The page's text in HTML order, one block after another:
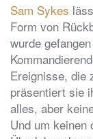
Sam Sykes
Form von
wurde
Ereignisse, die
präsentiert sie
alles, aber
Und um keinen